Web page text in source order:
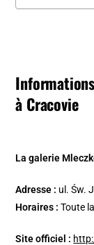
à Cracovie
La galerie
Adresse : ul. Św.
Horaires : Toute
Site officiel :